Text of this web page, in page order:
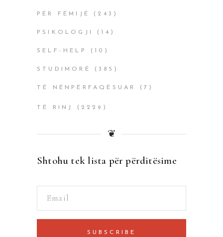
PËR FËMIJË (243)
PSIKOLOGJI (14)
SELF-HELP (10)
STUDIMORË (385)
TË NËNPËRFAQËSUAR (7)
TË RINJ (2229)
❦
Shtohu tek lista për përditësime
SUBSCRIBE